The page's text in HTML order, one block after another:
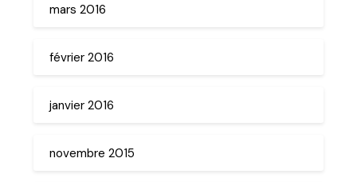
mars 2016
février 2016
janvier 2016
novembre 2015